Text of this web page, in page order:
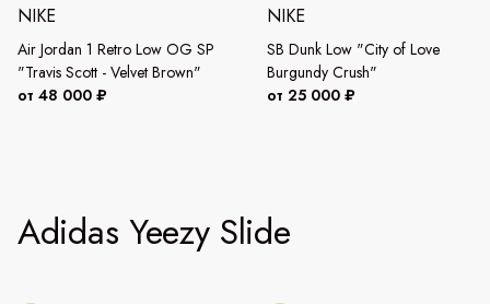
NIKE
Air Jordan 1 Retro Low OG SP
"Travis Scott - Velvet Brown"
от 48 000 ₽
NIKE
SB Dunk Low "City of Love
Burgundy Crush"
от 25 000 ₽
Adidas Yeezy Slide